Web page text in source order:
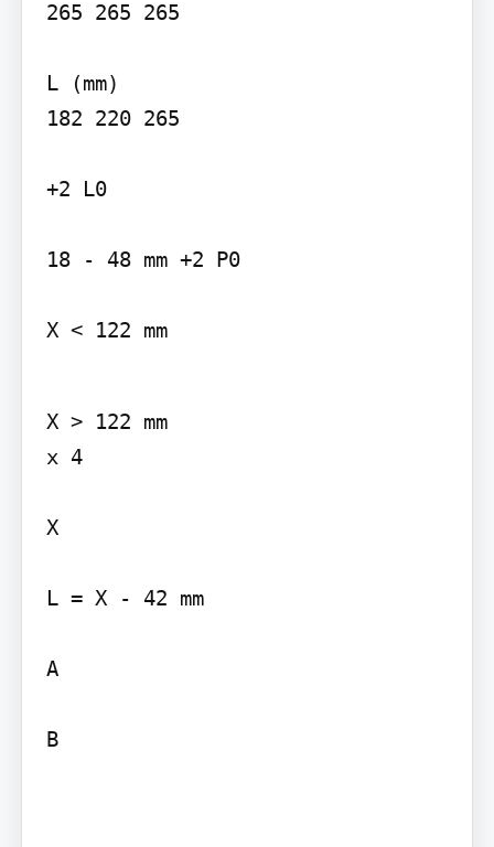
265 265 265
L (mm)
182 220 265
+2 L0
18 - 48 mm +2 P0
X < 122 mm
X > 122 mm
x 4
X
L = X - 42 mm
A
B